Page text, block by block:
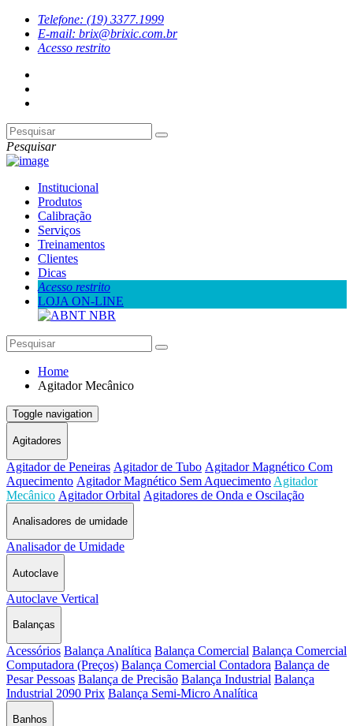
Telefone: (19) 3377.1999
E-mail: brix@brixic.com.br
Acesso restrito
Pesquisar
Institucional
Produtos
Calibração
Serviços
Treinamentos
Clientes
Dicas
Acesso restrito
LOJA ON-LINE
Home
Agitador Mecânico
Toggle navigation
Agitadores
Agitador de Peneiras Agitador de Tubo Agitador Magnético Com
Aquecimento Agitador Magnético Sem Aquecimento Agitador
Mecânico Agitador Orbital Agitadores de Onda e Oscilação
Analisadores de umidade
Analisador de Umidade
Autoclave
Autoclave Vertical
Balanças
Acessórios Balança Analítica Balança Comercial Balança Comercial
Computadora (Preços) Balança Comercial Contadora Balança de
Pesar Pessoas Balança de Precisão Balança Industrial Balança
Industrial 2090 Prix Balança Semi-Micro Analítica
Banhos